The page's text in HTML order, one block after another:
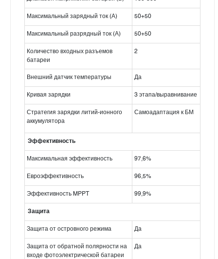
Максимальный зарядный ток (А) 50+50
Максимальный разрядный ток (А) 50+50
Количество входных разъемов
батареи
2
Внешний датчик температуры Да
Кривая зарядки 3 этапа/выравнивание
Стратегия зарядки литий-ионного
аккумулятора
Самоадаптация к БМ
Эффективность
Максимальная эффективность 97,6%
Евроэффективность 96,5%
Эффективность MPPT 99,9%
Защита
Защита от островного режима Да
Защита от обратной полярности на
входе фотоэлектрической батареи
Да